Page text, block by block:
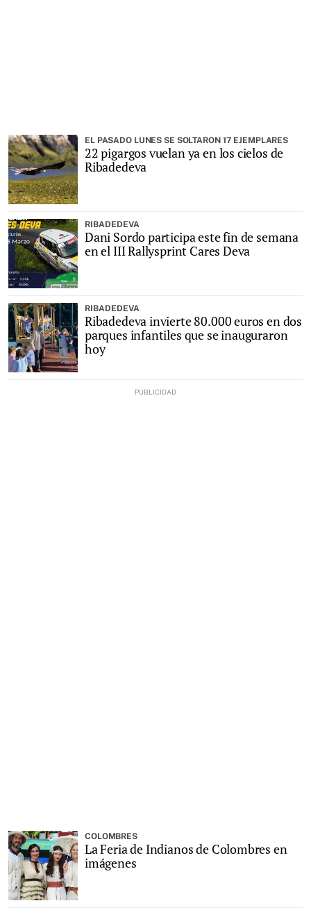
EL PASADO LUNES SE SOLTARON 17 EJEMPLARES
22 pigargos vuelan ya en los cielos de
Ribadedeva
RIBADEDEVA
Dani Sordo participa este fin de semana
en el III Rallysprint Cares Deva
RIBADEDEVA
Ribadedeva invierte 80.000 euros en dos
parques infantiles que se inauguraron
hoy
COLOMBRES
La Feria de Indianos de Colombres en
imágenes